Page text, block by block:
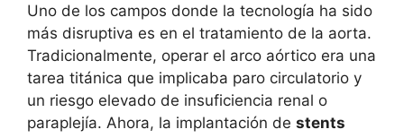
Uno de los campos donde la tecnología ha sido
más disruptiva es en el tratamiento de la aorta.
Tradicionalmente, operar el arco aórtico era una
tarea titánica que implicaba paro circulatorio y
un riesgo elevado de insuficiencia renal o
paraplejía. Ahora, la implantación de stents